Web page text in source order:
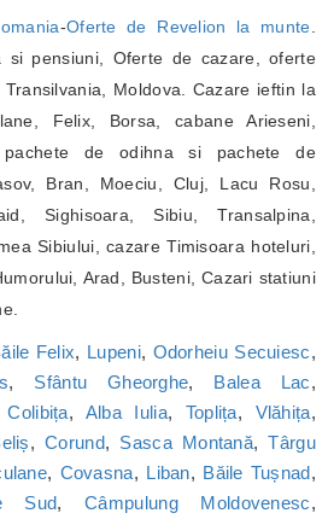
-Oferte de Revelion la munte
si pensiuni, Oferte de cazare, oferte
Moldova. Cazare ieftin la
Felix, Borsa, cabane Arieseni,
pachete de odihna si pachete de
Bran, Moeciu, Cluj, Lacu Rosu,
Sighisoara, Sibiu, Transalpina,
Sibiului, cazare Timisoara hoteluri,
Arad, Busteni, Cazari statiuni
Felix, Lupeni, Odorheiu Secuiesc,
, Sfântu Gheorghe, Balea Lac,
Colibița, Alba Iulia, Toplița, Vlăhița,
,Corund, Sasca Montană,Târgu
, Covasna, Liban, Băile Tușnad,
Sud,Câmpulung Moldovenesc,